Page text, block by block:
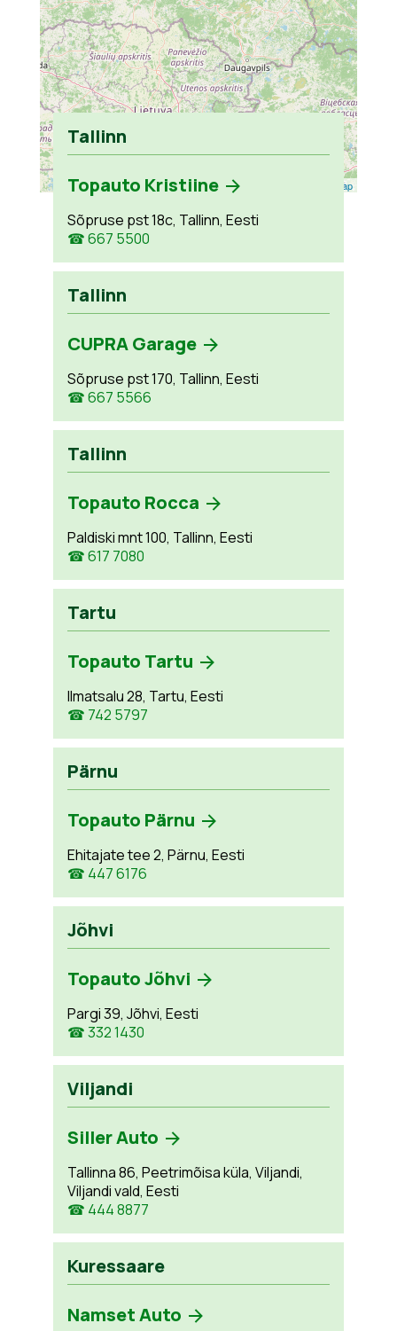
Leaflet OpenStreetMap
Tallinn
Topauto Kristiine
Sõpruse pst 18c, Tallinn, Eesti
☎ 667 5500
Tallinn
CUPRA Garage
Sõpruse pst 170, Tallinn, Eesti
☎ 667 5566
Tallinn
Topauto Rocca
Paldiski mnt 100, Tallinn, Eesti
☎ 617 7080
Tartu
Topauto Tartu
Ilmatsalu 28, Tartu, Eesti
☎ 742 5797
Pärnu
Topauto Pärnu
Ehitajate tee 2, Pärnu, Eesti
☎ 447 6176
Jõhvi
Topauto Jõhvi
Pargi 39, Jõhvi, Eesti
☎ 332 1430
Viljandi
Siller Auto
Tallinna 86, Peetrimõisa küla, Viljandi,
Viljandi vald, Eesti
☎ 444 8877
Kuressaare
Namset Auto